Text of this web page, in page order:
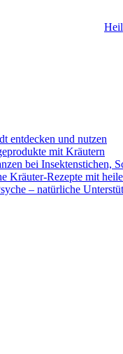
entdecken und nutzen
mit Kräutern
bei Insektenstichen,
Kräuter-Rezepte mit
– natürliche